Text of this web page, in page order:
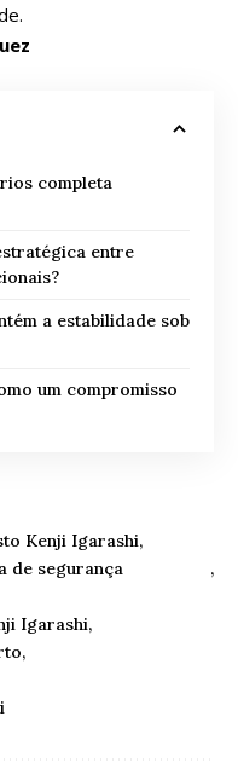
completa
entre
a estabilidade sob
um compromisso
Kenji Igarashi
de segurança
Igarashi